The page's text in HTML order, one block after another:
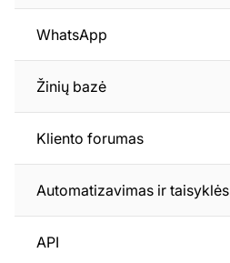
WhatsApp
Žinių bazė
Kliento forumas
Automatizavimas ir taisyklės
API